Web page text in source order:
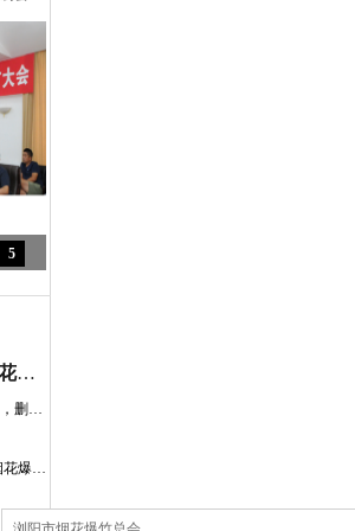
5
[政府公告] 富平全面废止涉及烟花爆竹销售的规定
新修订的《公民生态环境行为规范十条》，删除“少燃放烟花爆竹”
公开征求意见：浙江省温州市 销售燃放烟花爆竹管理规定（草案征求意见稿）